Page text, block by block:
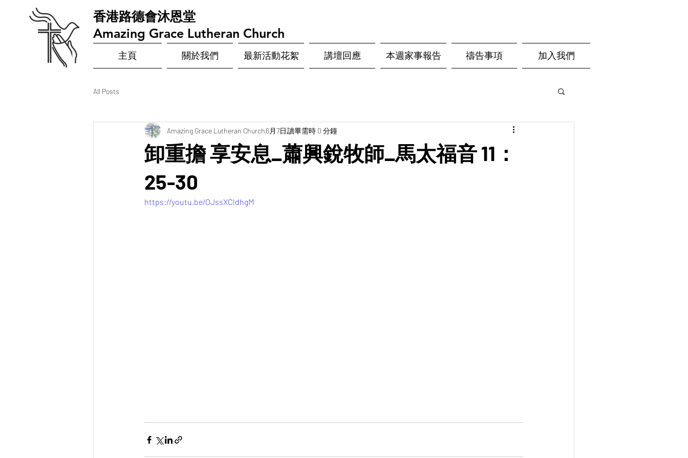
​香港路德會沐恩堂
Amazing Grace Lutheran Church
主頁 關於我們 最新活動花絮 講壇回應 本週家事報告 禱告事項 加入我們
All Posts
卸重擔 享安息_蕭興銳牧師_馬太福音 11：
25-30
Amazing Grace Lutheran Church6月7日讀畢需時 0 分鐘
https://youtu.be/OJssXCldhgM